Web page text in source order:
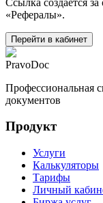
«Рефералы».
Перейти в кабинет
PravoDoc
Профессиональная
документов
Продукт
Услуги
Калькуляторы
Тарифы
Личный